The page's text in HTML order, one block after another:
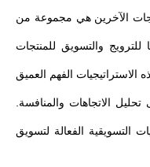
الآخرين هي مجموعة من
للترويج والتسويق للمنتجات
الفهم العميق
الاتجاهات والمنافسة.
التسويقية الفعالة لتسويق